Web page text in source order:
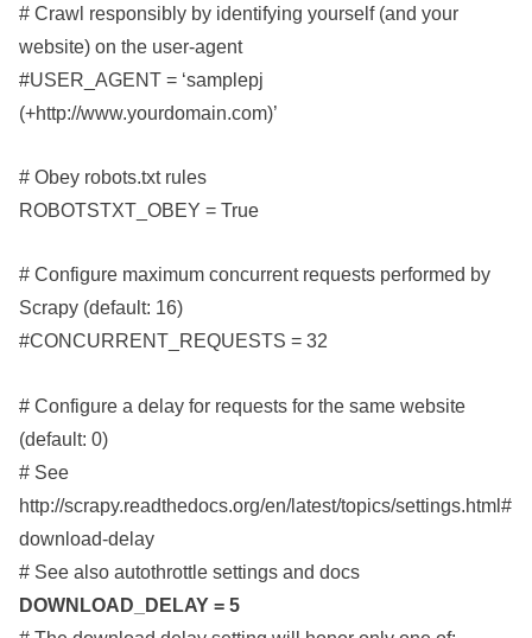
# Crawl responsibly by identifying yourself (and your
website) on the user-agent
#USER_AGENT = ‘samplepj
(+http://www.yourdomain.com)’
# Obey robots.txt rules
ROBOTSTXT_OBEY = True
# Configure maximum concurrent requests performed by
Scrapy (default: 16)
#CONCURRENT_REQUESTS = 32
# Configure a delay for requests for the same website
(default: 0)
# See
http://scrapy.readthedocs.org/en/latest/topics/settings.html#
download-delay
# See also autothrottle settings and docs
DOWNLOAD_DELAY = 5